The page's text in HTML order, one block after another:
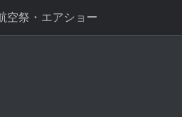
空祭・エアショー